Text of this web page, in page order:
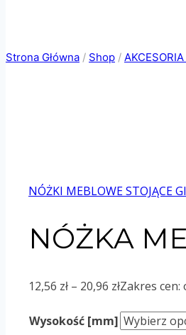
Strona Główna / Shop /
NÓŻKI MEBLOWE STOJĄCE
NÓŻKA
12,56 zł – 20,96 złZakres cen:
Wysokość [mm]